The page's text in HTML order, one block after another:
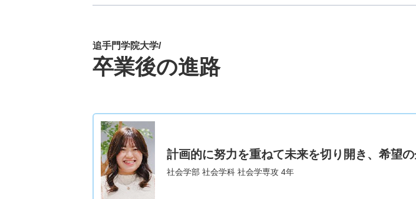
追手門学院大学/
卒業後の進路
計画的に努力を重ねて未来を切り開き、希望
社会学部 社会学科 社会学専攻 4年